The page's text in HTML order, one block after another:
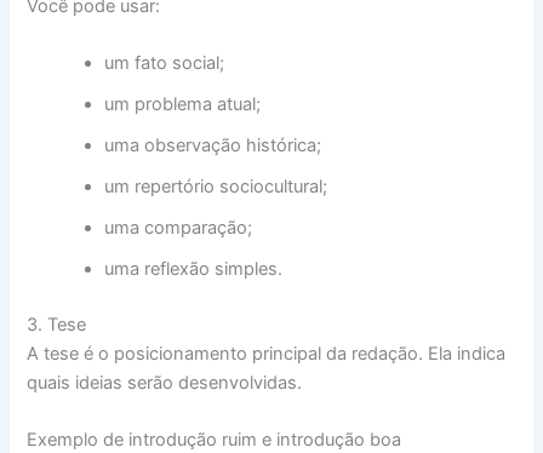
Você pode usar:
um fato social;
um problema atual;
uma observação histórica;
um repertório sociocultural;
uma comparação;
uma reflexão simples.
3. Tese
A tese é o posicionamento principal da redação. Ela indica
quais ideias serão desenvolvidas.
Exemplo de introdução ruim e introdução boa